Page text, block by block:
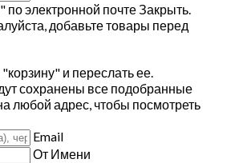
по электронной почте Закрыть.
добавьте товары перед
и переслать ее.
сохранены все подобранные
любой адрес, чтобы посмотреть
Email
От Имени